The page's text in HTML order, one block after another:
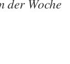
der Woche